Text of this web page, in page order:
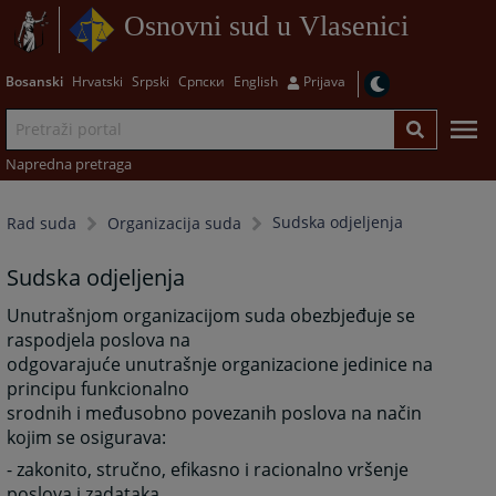
Osnovni sud u Vlasenici
Bosanski Hrvatski Srpski Српски English Prijava
Napredna pretraga
Rad suda Organizacija suda Sudska odjeljenja
Sudska odjeljenja
Unutrašnjom organizacijom suda obezbjeđuje se
raspodjela poslova na
odgovarajuće unutrašnje organizacione jedinice na
principu funkcionalno
srodnih i međusobno povezanih poslova na način
kojim se osigurava:
- zakonito, stručno, efikasno i racionalno vršenje